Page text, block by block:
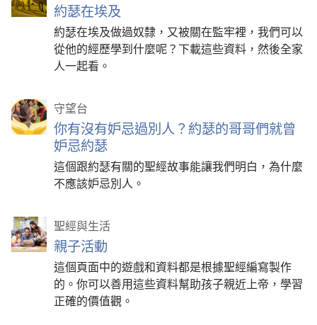
約瑟在埃及
約瑟在埃及做過奴隸，又被關在監牢裡，我們可以
從他的經歷學到什麼呢？下載這些資料，然後全家
人一起看。
守望台
你有沒有妒忌過別人？約瑟的哥哥們就曾
妒忌約瑟
這個跟約瑟有關的聖經故事能讓我們明白，為什麼
不應該妒忌別人。
聖經與生活
親子活動
這個頁面中的遊戲和資料都是根據聖經編寫製作
的。你可以善用這些資料幫助孩子親近上帝，學習
正確的價值觀。